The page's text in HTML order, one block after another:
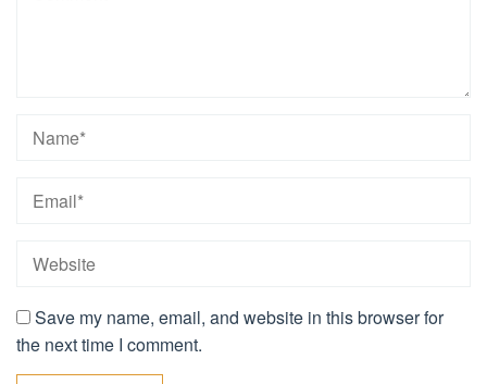
Save my name, email, and website in this browser for
the next time I comment.